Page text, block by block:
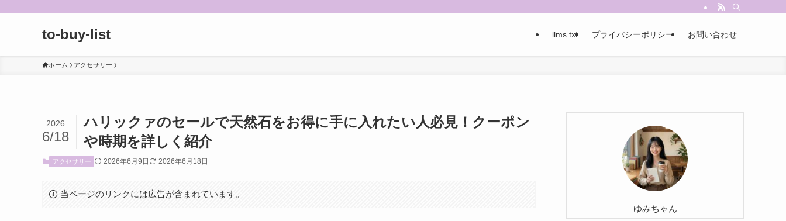
to-buy-list llms.txt プライバシーポリシー お問い合わせ
ホーム アクセサリー
ハリックァのセールで天然石をお得に手に入れたい人必見！クーポン
や時期を詳しく紹介
2026
6/18
アクセサリー 2026年6月9日 2026年6月18日
当ページのリンクには広告が含まれています。
ゆみちゃん